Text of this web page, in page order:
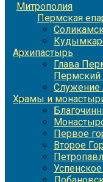
Митрополия
Пермская
Архипастырь
Глава
Пермский
Служение
Храмы и
Первое
Второе